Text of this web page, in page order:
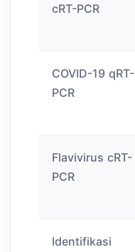
cRT-PCR
COVID-19 qRT-
PCR
Flavivirus cRT-
PCR
Identifikasi